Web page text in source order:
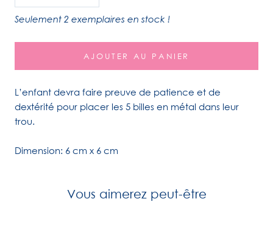
Seulement 2 exemplaires en stock !
AJOUTER AU PANIER
L’enfant devra faire preuve de patience et de
dextérité pour placer les 5 billes en métal dans leur
trou.
Dimension: 6 cm x 6 cm
Vous aimerez peut-être